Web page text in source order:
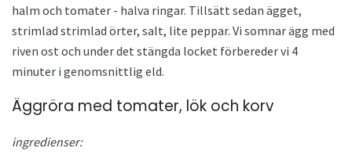
halm och tomater - halva ringar. Tillsätt sedan ägget,
strimlad strimlad örter, salt, lite peppar. Vi somnar ägg med
riven ost och under det stängda locket förbereder vi 4
minuter i genomsnittlig eld.
Äggröra med tomater, lök och korv
ingredienser: